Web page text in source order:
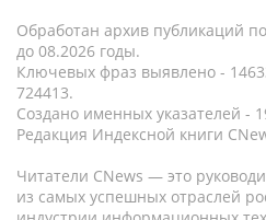
Обработан архив публикаций
до 08.2026 годы.
Ключевых фраз выявлено -
724413.
Создано именных указателей -
Редакция Индексной книги
Читатели CNews — это
из самых успешных отраслей